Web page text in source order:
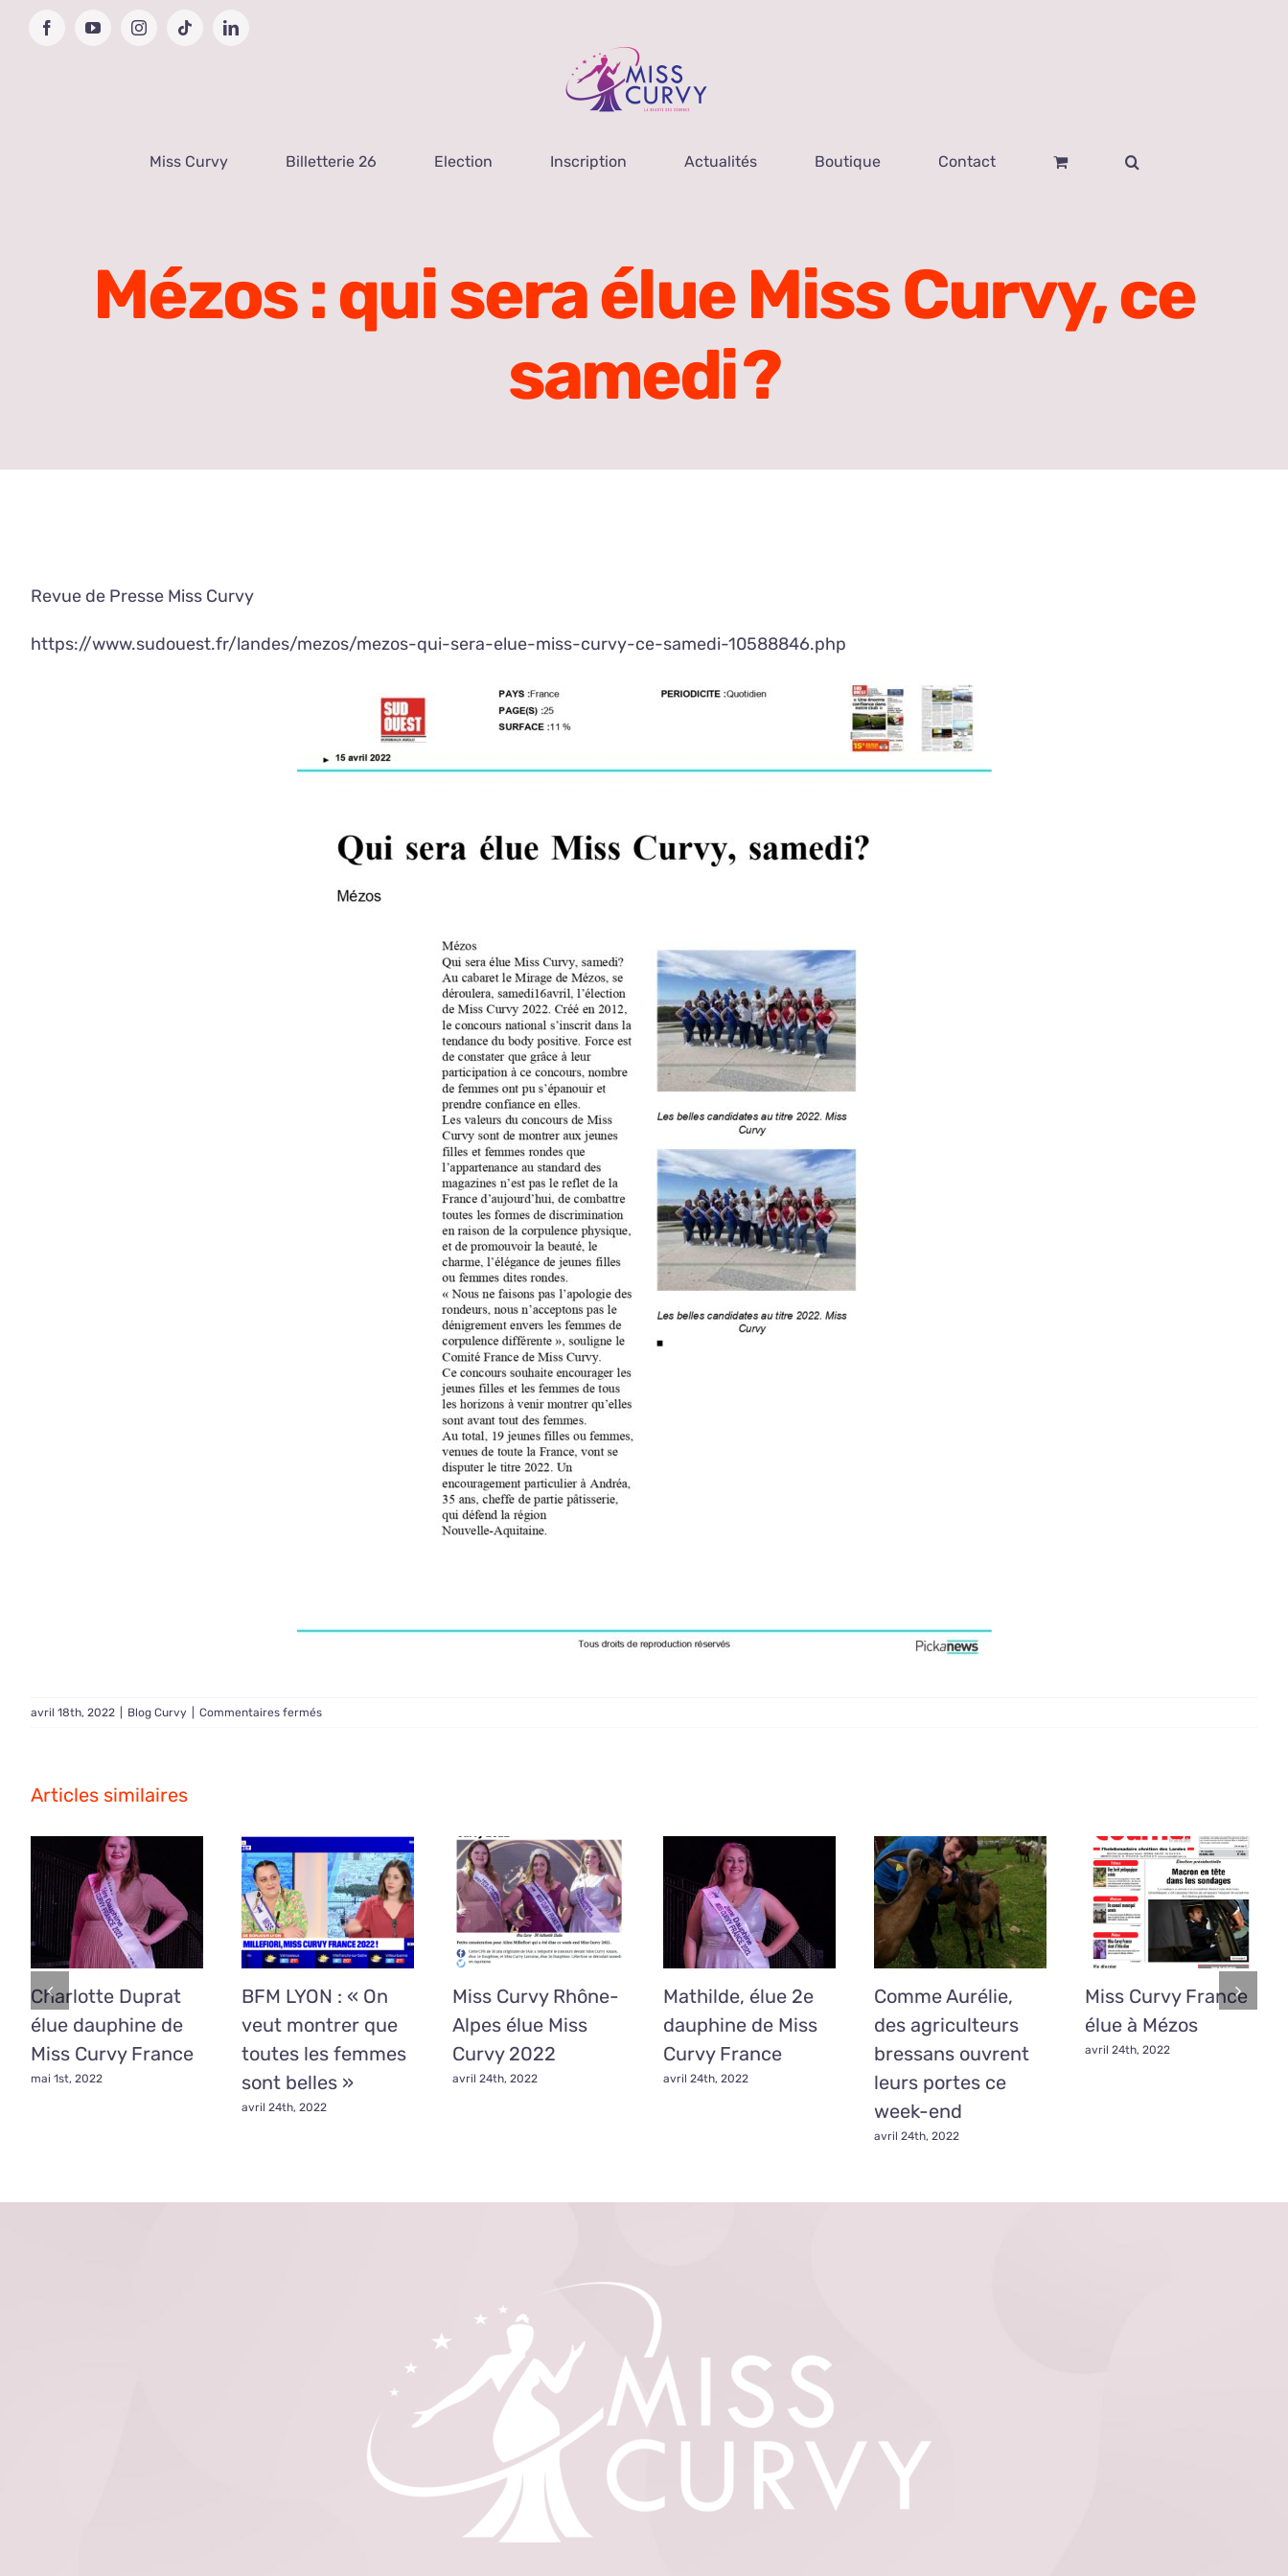
FacebookYouTubeInstagramTiktok LinkedIn
Miss Curvy Billetterie 26 Election Inscription Actualités Boutique Contact
Mézos : qui sera élue Miss Curvy, ce
samedi ?
Revue de Presse Miss Curvy
https://www.sudouest.fr/landes/mezos/mezos-qui-sera-elue-miss-curvy-ce-samedi-10588846.php
avril 18th, 2022 Blog Curvy Commentaires ferméssur
ce
samedi ?
Articles similaires
Charlotte Duprat
élue dauphine de
Miss Curvy France
mai 1st, 2022
BFM LYON : « On
veut montrer que
toutes les femmes
sont belles »
avril 24th, 2022
Miss Curvy Rhône-
Alpes élue Miss
Curvy 2022
avril 24th, 2022
Mathilde, élue 2e
dauphine de Miss
Curvy France
avril 24th, 2022
Comme Aurélie,
des agriculteurs
bressans ouvrent
leurs portes ce
week-end
avril 24th, 2022
Miss Curvy France
élue à Mézos
avril 24th, 2022